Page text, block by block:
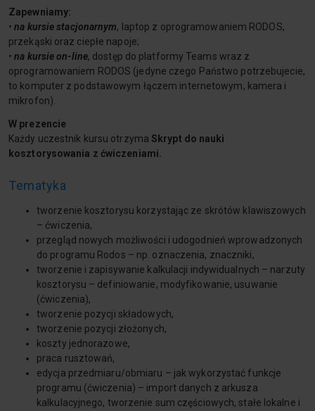
Zapewniamy:
•na kursie stacjonarnym, laptop z oprogramowaniem RODOS,
przekąski oraz ciepłe napoje;
•na kursie on-line, dostęp do platformy Teams wraz z
oprogramowaniem RODOS (jedyne czego Państwo potrzebujecie,
to komputer z podstawowym łączem internetowym, kamera i
mikrofon).
W prezencie
Każdy uczestnik kursu otrzyma Skrypt do nauki
kosztorysowania z ćwiczeniami.
Tematyka
tworzenie kosztorysu korzystając ze skrótów klawiszowych
– ćwiczenia,
przegląd nowych możliwości i udogodnień wprowadzonych
do programu Rodos – np. oznaczenia, znaczniki,
tworzenie i zapisywanie kalkulacji indywidualnych – narzuty
kosztorysu – definiowanie, modyfikowanie, usuwanie
(ćwiczenia),
tworzenie pozycji składowych,
tworzenie pozycji złożonych,
koszty jednorazowe,
praca rusztowań,
edycja przedmiaru/obmiaru – jak wykorzystać funkcje
programu (ćwiczenia) – import danych z arkusza
kalkulacyjnego, tworzenie sum częściowych, stałe lokalne i